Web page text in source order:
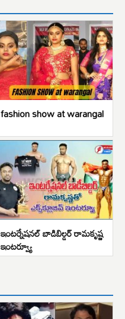
fashion show at warangal
ఇంటర్నేషనల్ బాడిబిల్డర్ రామకృష్ణ
ఇంటర్వ్యూ